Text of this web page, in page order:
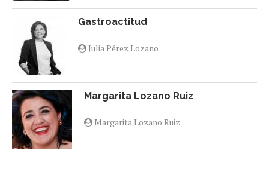
Gastroactitud
Julia Pérez Lozano
Margarita Lozano Ruiz
Margarita Lozano Ruiz